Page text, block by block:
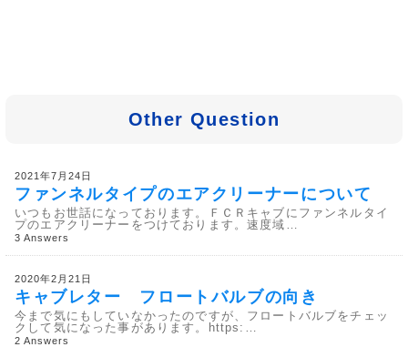
Other Question
2021年7月24日
ファンネルタイプのエアクリーナーについて
いつもお世話になっております。ＦＣＲキャブにファンネルタイ
プのエアクリーナーをつけております。速度域…
3 Answers
2020年2月21日
キャブレター フロートバルブの向き
今まで気にもしていなかったのですが、フロートバルブをチェッ
クして気になった事があります。https:…
2 Answers